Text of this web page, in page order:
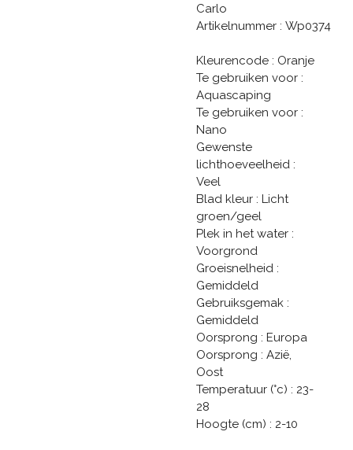
Carlo
Artikelnummer : Wp0374
Kleurencode : Oranje
Te gebruiken voor :
Aquascaping
Te gebruiken voor :
Nano
Gewenste
lichthoeveelheid :
Veel
Blad kleur : Licht
groen/geel
Plek in het water :
Voorgrond
Groeisnelheid :
Gemiddeld
Gebruiksgemak :
Gemiddeld
Oorsprong : Europa
Oorsprong : Azië,
Oost
Temperatuur (°c) : 23-
28
Hoogte (cm) : 2-10